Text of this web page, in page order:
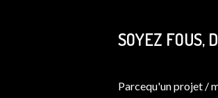
SOYEZ FOUS,
Parcequ'un projet /